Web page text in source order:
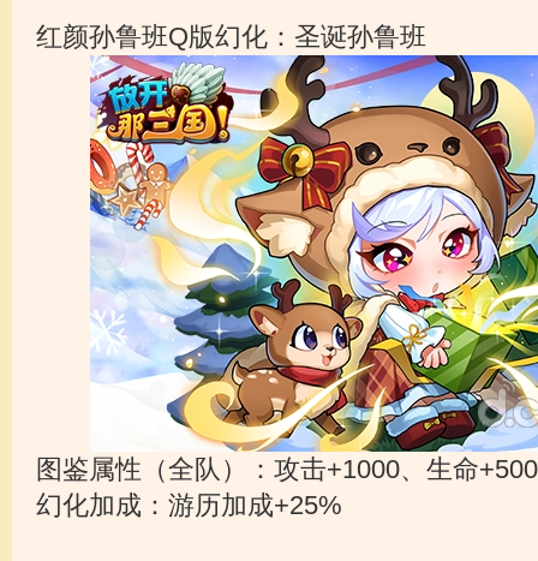
红颜孙鲁班Q版幻化：圣诞孙鲁班
图鉴属性（全队）：攻击+1000、生命
幻化加成：游历加成+25%